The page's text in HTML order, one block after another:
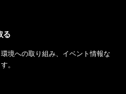
る
境への取り組み、イベント情報な
。